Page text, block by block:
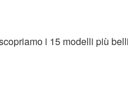
i 15 modelli più